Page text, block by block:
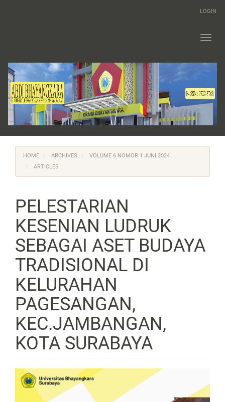
LOGIN
HOME ARCHIVES
VOLUME 6 NOMOR 1 JUNI 2024
ARTICLES
PELESTARIAN
KESENIAN LUDRUK
SEBAGAI ASET BUDAYA
TRADISIONAL DI
KELURAHAN
PAGESANGAN,
KEC.JAMBANGAN,
KOTA SURABAYA
Article
Sidebar